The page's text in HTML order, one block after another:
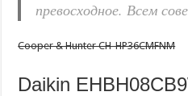
превосходное. Всем
Cooper & Hunter CH-HP36CMFNM
Daikin